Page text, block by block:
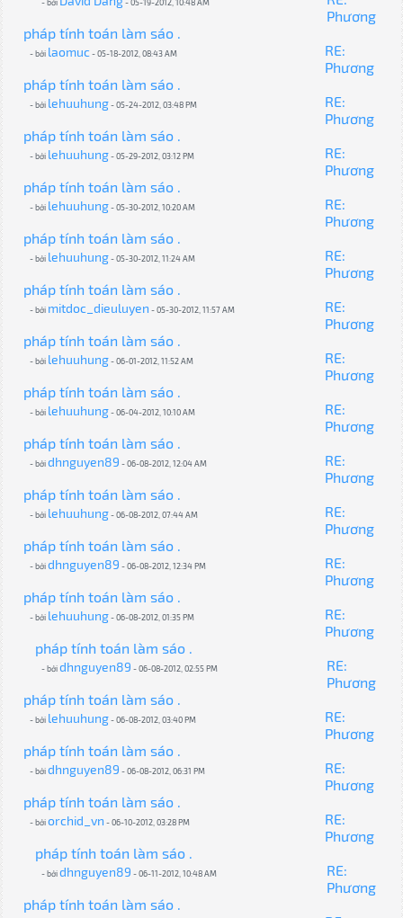
- bởi - 05-19-2012, 10:48 AM
Phương
pháp tính toán làm sáo .
- bởi laomuc- 05-18-2012, 08:43 AM
RE:
Phương
pháp tính toán làm sáo .
- bởi lehuuhung- 05-24-2012, 03:48 PM
RE:
Phương
pháp tính toán làm sáo .
- bởi lehuuhung- 05-29-2012, 03:12 PM
RE:
Phương
pháp tính toán làm sáo .
- bởi lehuuhung- 05-30-2012, 10:20 AM
RE:
Phương
pháp tính toán làm sáo .
- bởi lehuuhung- 05-30-2012, 11:24 AM
RE:
Phương
pháp tính toán làm sáo .
- bởi mitdoc_dieuluyen - 05-30-2012, 11:57 AM
RE:
Phương
pháp tính toán làm sáo .
- bởi lehuuhung- 06-01-2012, 11:52 AM
RE:
Phương
pháp tính toán làm sáo .
- bởi lehuuhung- 06-04-2012, 10:10 AM
RE:
Phương
pháp tính toán làm sáo .
- bởidhnguyen89 - 06-08-2012, 12:04 AM
RE:
Phương
pháp tính toán làm sáo .
- bởi lehuuhung- 06-08-2012, 07:44 AM
RE:
Phương
pháp tính toán làm sáo .
- bởidhnguyen89 - 06-08-2012, 12:34 PM
RE:
Phương
pháp tính toán làm sáo .
- bởi lehuuhung- 06-08-2012, 01:35 PM
RE:
Phương
pháp tính toán làm sáo .
- bởidhnguyen89 - 06-08-2012, 02:55 PM
RE:
Phương
pháp tính toán làm sáo .
- bởi lehuuhung- 06-08-2012, 03:40 PM
RE:
Phương
pháp tính toán làm sáo .
- bởidhnguyen89 - 06-08-2012, 06:31 PM
RE:
Phương
pháp tính toán làm sáo .
- bởiorchid_vn - 06-10-2012, 03:28 PM
RE:
Phương
pháp tính toán làm sáo .
- bởidhnguyen89 - 06-11-2012, 10:48 AM
RE:
Phương
pháp tính toán làm sáo .